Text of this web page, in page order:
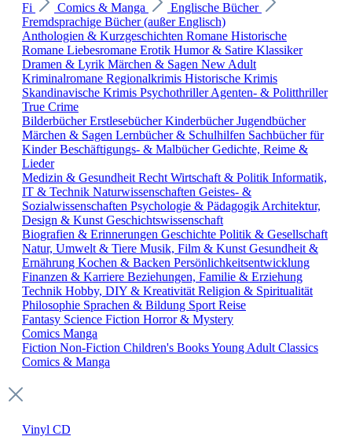
Fi
Comics & Manga
Englische Bücher
Fremdsprachige Bücher (außer Englisch)
Anthologien & Kurzgeschichten Romane Historische
Romane Liebesromane Erotik Humor & Satire Klassiker
Dramen & Lyrik Märchen & Sagen New Adult
Kriminalromane Regionalkrimis Historische Krimis
Skandinavische Krimis PsychothrillerAgenten- & Politthriller
True Crime
BilderbücherErstlesebücherKinderbücherJugendbücher
Märchen & Sagen Lernbücher & Schulhilfen Sachbücher für
KinderBeschäftigungs- & MalbücherGedichte, Reime &
Lieder
Medizin & Gesundheit Recht Wirtschaft & Politik Informatik,
IT & Technik Naturwissenschaften Geistes- &
Sozialwissenschaften Psychologie & Pädagogik Architektur,
Design & Kunst Geschichtswissenschaft
Biografien & Erinnerungen Geschichte Politik & Gesellschaft
Natur, Umwelt & Tiere Musik, Film & Kunst Gesundheit &
Ernährung Kochen & Backen Persönlichkeitsentwicklung
Finanzen & Karriere Beziehungen, Familie & Erziehung
Technik Hobby, DIY & Kreativität Religion & Spiritualität
Philosophie Sprachen & Bildung Sport Reise
Fantasy Science Fiction Horror & Mystery
Comics Manga
Fiction Non-Fiction Children's BooksYoung Adult Classics
Comics & Manga
Vinyl CD